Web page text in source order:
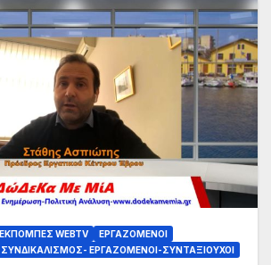
ΕΚΠΟΜΠΈΣ WEBTV
ΕΡΓΑΖΌΜΕΝΟΙ
ΣΥΝΔΙΚΑΛΙΣΜΌΣ- ΕΡΓΑΖΌΜΕΝΟΙ-ΣΥΝΤΑΞΙΟΎΧΟΙ